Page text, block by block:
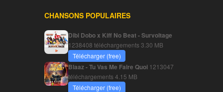
CHANSONS POPULAIRES
Dibi Dobo x Kiff No Beat - Survoltage
1238408 téléchargements3.30 MB
Télécharger (free)
Blaaz - Tu Vas Me Faire Quoi 1213047
téléchargements4.15 MB
Télécharger (free)